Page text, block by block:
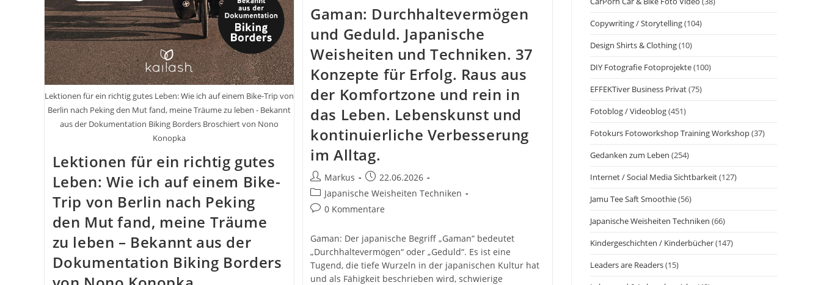
Lektionen für ein richtig gutes Leben: Wie ich auf einem Bike-Trip von
Berlin nach Peking den Mut fand, meine Träume zu leben - Bekannt
aus der Dokumentation Biking Borders Broschiert von Nono
Konopka
Lektionen für ein richtig gutes
Leben: Wie ich auf einem Bike-
Trip von Berlin nach Peking
den Mut fand, meine Träume
zu leben – Bekannt aus der
Dokumentation Biking Borders
Gaman: Durchhaltevermögen
und Geduld. Japanische
Weisheiten und Techniken. 37
Konzepte für Erfolg. Raus aus
der Komfortzone und rein in
das Leben. Lebenskunst und
kontinuierliche Verbesserung
im Alltag.
Beitrags-
Autor:
Markus
Beitrag
veröffentlicht:
22.06.2026
Beitrags-
Kategorie:
Japanische Weisheiten Techniken
Beitrags-
0 Kommentare
Gaman: Der japanische Begriff „Gaman“ bedeutet
„Durchhaltevermögen“ oder „Geduld“. Es ist eine
Tugend, die tiefe Wurzeln in der japanischen Kultur hat
und als Fähigkeit beschrieben wird, schwierige
Copywriting / Storytelling(104)
Design Shirts & Clothing(10)
DIY Fotografie Fotoprojekte(100)
EFFEKTiver Business Privat(75)
Fotoblog / Videoblog(451)
Fotokurs Fotoworkshop Training Workshop(37)
Gedanken zum Leben (254)
Internet / Social Media Sichtbarkeit(127)
Jamu Tee Saft Smoothie(56)
Japanische Weisheiten Techniken (66)
Kindergeschichten / Kinderbücher(147)
Leaders are Readers(15)